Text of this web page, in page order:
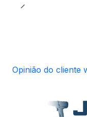
Opinião do cliente